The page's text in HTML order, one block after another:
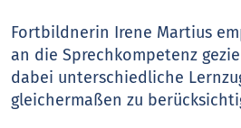
Fortbildnerin Irene Martius
an die Sprechkompetenz
dabei unterschiedliche
gleichermaßen zu